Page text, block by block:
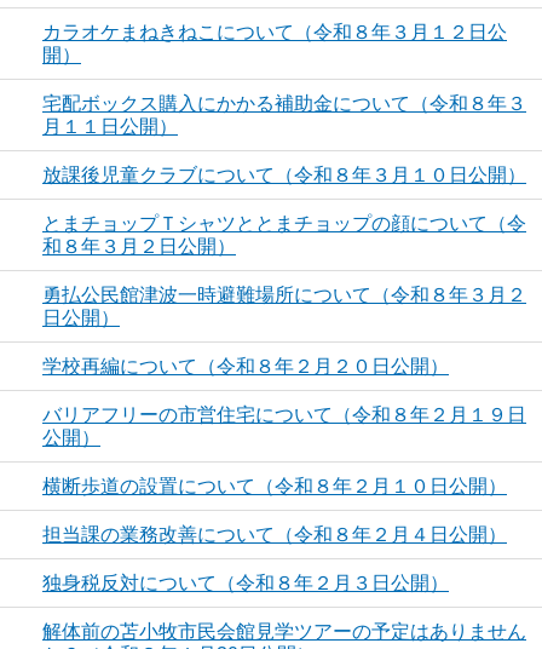
カラオケまねきねこについて（令和８年３月１２日公
開）
宅配ボックス購入にかかる補助金について（令和８年３
月１１日公開）
放課後児童クラブについて（令和８年３月１０日公開）
とまチョップＴシャツととまチョップの顔について（令
和８年３月２日公開）
勇払公民館津波一時避難場所について（令和８年３月２
日公開）
学校再編について（令和８年２月２０日公開）
バリアフリーの市営住宅について（令和８年２月１９日
公開）
横断歩道の設置について（令和８年２月１０日公開）
担当課の業務改善について（令和８年２月４日公開）
独身税反対について（令和８年２月３日公開）
解体前の苫小牧市民会館見学ツアーの予定はありません